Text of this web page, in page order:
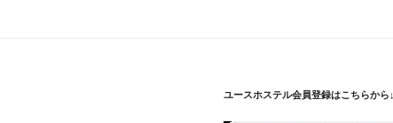
ユースホステル会員登録はこちらから↓